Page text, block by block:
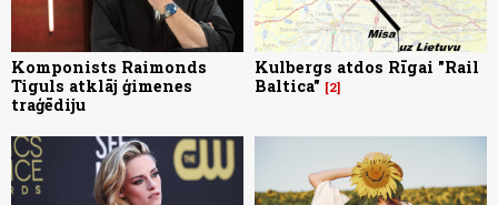
Komponists Raimonds
Tiguls atklāj ģimenes
traģēdiju
Kulbergs atdos Rīgai "Rail
Baltica"
2